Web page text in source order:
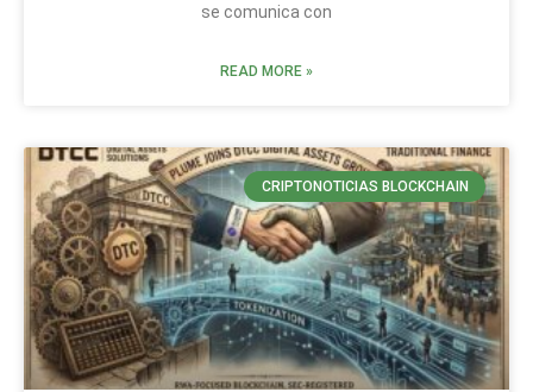
se comunica con
READ MORE »
CRIPTONOTICIAS BLOCKCHAIN